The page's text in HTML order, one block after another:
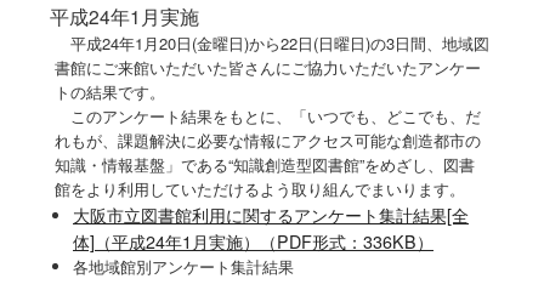
平成24年1月実施
平成24年1月20日(金曜日)から22日(日曜日)の3日間、地域図
書館にご来館いただいた皆さんにご協力いただいたアンケー
トの結果です。
このアンケート結果をもとに、「いつでも、どこでも、だ
れもが、課題解決に必要な情報にアクセス可能な創造都市の
知識・情報基盤」である“知識創造型図書館”をめざし、図書
館をより利用していただけるよう取り組んでまいります。
大阪市立図書館利用に関するアンケート集計結果[全
体]（平成24年1月実施）（PDF形式：336KB）
各地域館別アンケート集計結果